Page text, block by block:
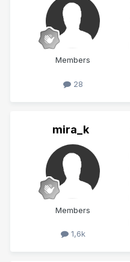
Members
28
mira_k
Members
1,6k